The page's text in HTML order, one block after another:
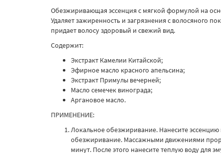
Обезжиривающая эссенция с мягкой формулой на
Удаляет зажиренность и загрязнения с волосяного
придает волосу здоровый и свежий вид.
Содержит:
Экстракт Камелии Китайской;
Эфирное масло красного апельсина;
Экстракт Примулы вечерней;
Масло семечек винограда;
Аргановое масло.
ПРИМЕНЕНИЕ:
Локальное обезжиривание. Нанесите
обезжиривание. Массажными движениями
минут. После этого нанесите теплую воду для